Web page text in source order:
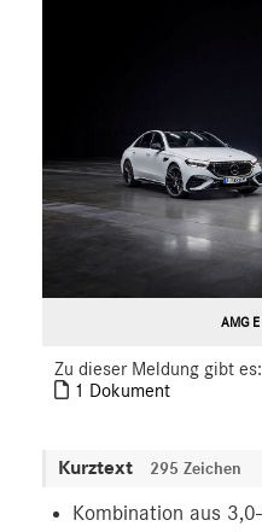
AMG
Zu dieser Meldung gibt es:
1 Dokument
Kurztext 295 Zeichen
Kombination aus